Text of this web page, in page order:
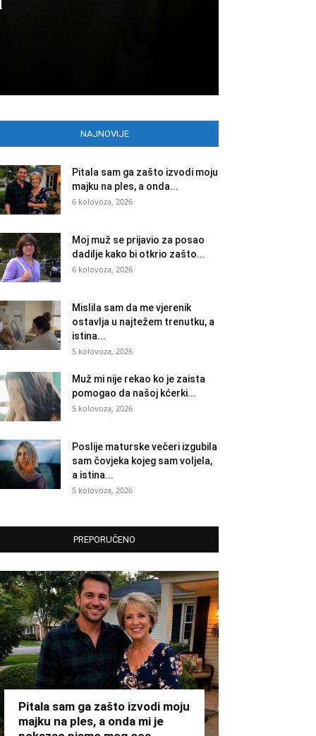
NAJNOVIJE
Pitala sam ga zašto izvodi moju
majku na ples, a onda...
6 kolovoza, 2026
Moj muž se prijavio za posao
dadilje kako bi otkrio zašto...
6 kolovoza, 2026
Mislila sam da me vjerenik
ostavlja u najtežem trenutku, a
istina...
5 kolovoza, 2026
Muž mi nije rekao ko je zaista
pomogao da našoj kćerki...
5 kolovoza, 2026
Poslije maturske večeri izgubila
sam čovjeka kojeg sam voljela,
a istina...
5 kolovoza, 2026
PREPORUČENO
Pitala sam ga zašto izvodi moju
majku na ples, a onda mi je